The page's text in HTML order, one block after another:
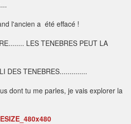
l'ancien a été effacé !
LES TENEBRES PEUT LA
DES TENEBRES..............
dont tu me parles, je vais explorer la